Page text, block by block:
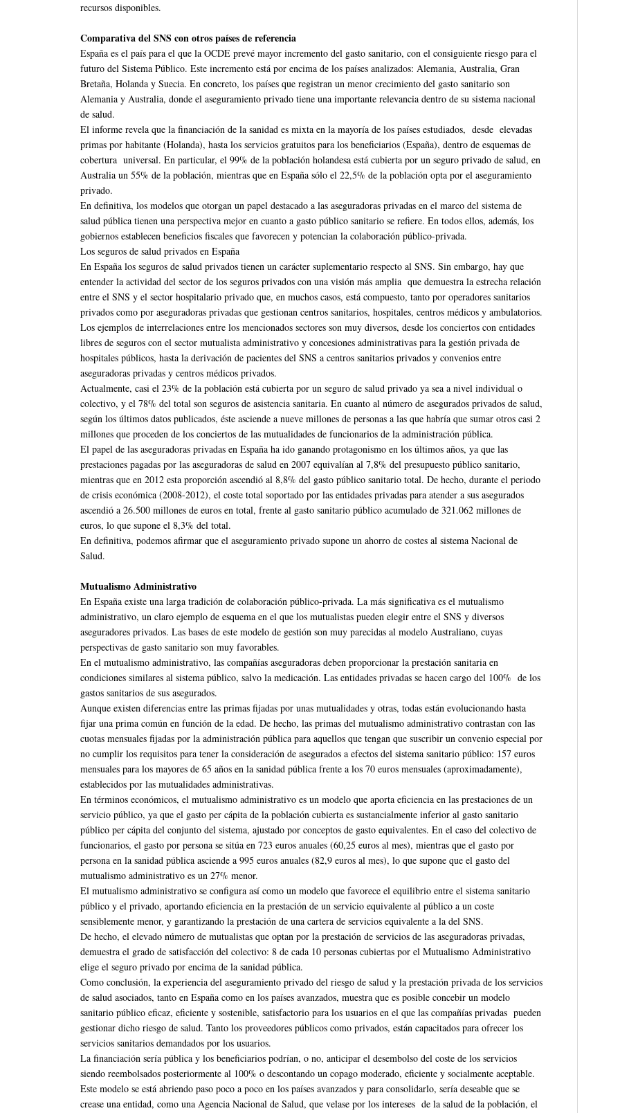
recursos disponibles.
Comparativa del SNS con otros países de referencia
España es el país para el que la OCDE prevé mayor incremento del gasto sanitario, con el consiguiente riesgo para el
futuro del Sistema Público. Este incremento está por encima de los países analizados: Alemania, Australia, Gran
Bretaña, Holanda y Suecia. En concreto, los países que registran un menor crecimiento del gasto sanitario son
Alemania y Australia, donde el aseguramiento privado tiene una importante relevancia dentro de su sistema nacional
de salud.
El informe revela que la financiación de la sanidad es mixta en la mayoría de los países estudiados, desde elevadas
primas por habitante (Holanda), hasta los servicios gratuitos para los beneficiarios (España), dentro de esquemas de
cobertura universal. En particular, el 99% de la población holandesa está cubierta por un seguro privado de salud, en
Australia un 55% de la población, mientras que en España sólo el 22,5% de la población opta por el aseguramiento
privado.
En definitiva, los modelos que otorgan un papel destacado a las aseguradoras privadas en el marco del sistema de
salud pública tienen una perspectiva mejor en cuanto a gasto público sanitario se refiere. En todos ellos, además, los
gobiernos establecen beneficios fiscales que favorecen y potencian la colaboración público-privada.
Los seguros de salud privados en España
En España los seguros de salud privados tienen un carácter suplementario respecto al SNS. Sin embargo, hay que
entender la actividad del sector de los seguros privados con una visión más amplia que demuestra la estrecha relación
entre el SNS y el sector hospitalario privado que, en muchos casos, está compuesto, tanto por operadores sanitarios
privados como por aseguradoras privadas que gestionan centros sanitarios, hospitales, centros médicos y ambulatorios.
Los ejemplos de interrelaciones entre los mencionados sectores son muy diversos, desde los conciertos con entidades
libres de seguros con el sector mutualista administrativo y concesiones administrativas para la gestión privada de
hospitales públicos, hasta la derivación de pacientes del SNS a centros sanitarios privados y convenios entre
aseguradoras privadas y centros médicos privados.
Actualmente, casi el 23% de la población está cubierta por un seguro de salud privado ya sea a nivel individual o
colectivo, y el 78% del total son seguros de asistencia sanitaria. En cuanto al número de asegurados privados de salud,
según los últimos datos publicados, éste asciende a nueve millones de personas a las que habría que sumar otros casi 2
millones que proceden de los conciertos de las mutualidades de funcionarios de la administración pública.
El papel de las aseguradoras privadas en España ha ido ganando protagonismo en los últimos años, ya que las
prestaciones pagadas por las aseguradoras de salud en 2007 equivalían al 7,8% del presupuesto público sanitario,
mientras que en 2012 esta proporción ascendió al 8,8% del gasto público sanitario total. De hecho, durante el periodo
de crisis económica (2008-2012), el coste total soportado por las entidades privadas para atender a sus asegurados
ascendió a 26.500 millones de euros en total, frente al gasto sanitario público acumulado de 321.062 millones de
euros, lo que supone el 8,3% del total.
En definitiva, podemos afirmar que el aseguramiento privado supone un ahorro de costes al sistema Nacional de
Salud.
Mutualismo Administrativo
En España existe una larga tradición de colaboración público-privada. La más significativa es el mutualismo
administrativo, un claro ejemplo de esquema en el que los mutualistas pueden elegir entre el SNS y diversos
aseguradores privados. Las bases de este modelo de gestión son muy parecidas al modelo Australiano, cuyas
perspectivas de gasto sanitario son muy favorables.
En el mutualismo administrativo, las compañías aseguradoras deben proporcionar la prestación sanitaria en
condiciones similares al sistema público, salvo la medicación. Las entidades privadas se hacen cargo del 100% de los
gastos sanitarios de sus asegurados.
Aunque existen diferencias entre las primas fijadas por unas mutualidades y otras, todas están evolucionando hasta
fijar una prima común en función de la edad. De hecho, las primas del mutualismo administrativo contrastan con las
cuotas mensuales fijadas por la administración pública para aquellos que tengan que suscribir un convenio especial por
no cumplir los requisitos para tener la consideración de asegurados a efectos del sistema sanitario público: 157 euros
mensuales para los mayores de 65 años en la sanidad pública frente a los 70 euros mensuales (aproximadamente),
establecidos por las mutualidades administrativas.
En términos económicos, el mutualismo administrativo es un modelo que aporta eficiencia en las prestaciones de un
servicio público, ya que el gasto per cápita de la población cubierta es sustancialmente inferior al gasto sanitario
público per cápita del conjunto del sistema, ajustado por conceptos de gasto equivalentes. En el caso del colectivo de
funcionarios, el gasto por persona se sitúa en 723 euros anuales (60,25 euros al mes), mientras que el gasto por
persona en la sanidad pública asciende a 995 euros anuales (82,9 euros al mes), lo que supone que el gasto del
mutualismo administrativo es un 27% menor.
El mutualismo administrativo se configura así como un modelo que favorece el equilibrio entre el sistema sanitario
público y el privado, aportando eficiencia en la prestación de un servicio equivalente al público a un coste
sensiblemente menor, y garantizando la prestación de una cartera de servicios equivalente a la del SNS.
De hecho, el elevado número de mutualistas que optan por la prestación de servicios de las aseguradoras privadas,
demuestra el grado de satisfacción del colectivo: 8 de cada 10 personas cubiertas por el Mutualismo Administrativo
elige el seguro privado por encima de la sanidad pública.
Como conclusión, la experiencia del aseguramiento privado del riesgo de salud y la prestación privada de los servicios
de salud asociados, tanto en España como en los países avanzados, muestra que es posible concebir un modelo
sanitario público eficaz, eficiente y sostenible, satisfactorio para los usuarios en el que las compañías privadas pueden
gestionar dicho riesgo de salud. Tanto los proveedores públicos como privados, están capacitados para ofrecer los
servicios sanitarios demandados por los usuarios.
La financiación sería pública y los beneficiarios podrían, o no, anticipar el desembolso del coste de los servicios
siendo reembolsados posteriormente al 100% o descontando un copago moderado, eficiente y socialmente aceptable.
Este modelo se está abriendo paso poco a poco en los países avanzados y para consolidarlo, sería deseable que se
crease una entidad, como una Agencia Nacional de Salud, que velase por los intereses de la salud de la población, el